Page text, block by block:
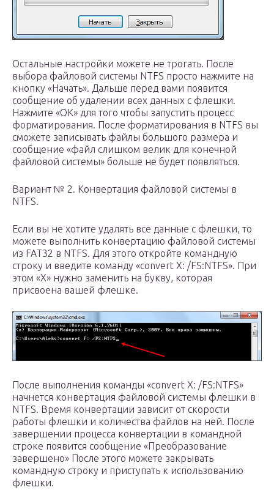
Остальные настройки можете не трогать. После
выбора файловой системы NTFS просто нажмите на
кнопку «Начать». Дальше перед вами появится
сообщение об удалении всех данных с флешки.
Нажмите «OK» для того чтобы запустить процесс
форматирования. После форматирования в NTFS вы
сможете записывать файлы большого размера и
сообщение «файл слишком велик для конечной
файловой системы» больше не будет появляться.
Вариант № 2. Конвертация файловой системы в
NTFS.
Если вы не хотите удалять все данные с флешки, то
можете выполнить конвертацию файловой системы
из FAT32 в NTFS. Для этого откройте командную
строку и введите команду «convert X: /FS:NTFS». При
этом «X» нужно заменить на букву, которая
присвоена вашей флешке.
После выполнения команды «convert X: /FS:NTFS»
начнется конвертация файловой системы флешки в
NTFS. Время конвертации зависит от скорости
работы флешки и количества файлов на ней. После
завершении процесса конвертации в командной
строке появится сообщение «Преобразование
завершено» После этого можете закрывать
командную строку и приступать к использованию
флешки.